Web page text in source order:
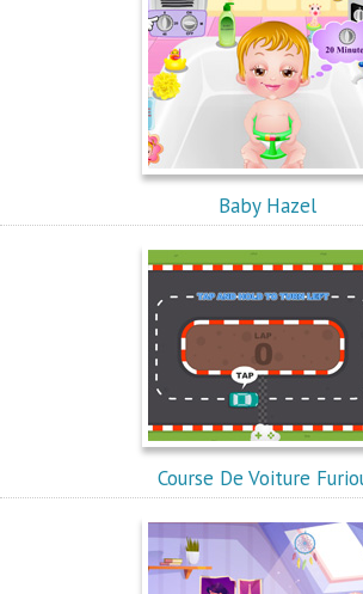
Baby Hazel
Course De Voiture